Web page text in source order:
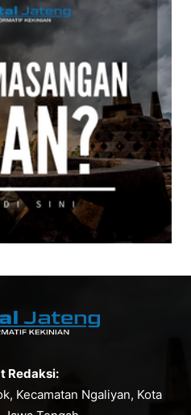
Redaksi:
Kecamatan Ngaliyan, Kota